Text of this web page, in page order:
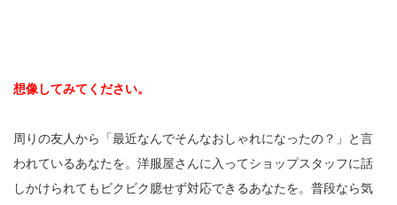
想像してみてください。
周りの友人から「最近なんでそんなおしゃれになったの？」と言
われているあなたを。洋服屋さんに入ってショップスタッフに話
しかけられてもビクビク臆せず対応できるあなたを。普段なら気